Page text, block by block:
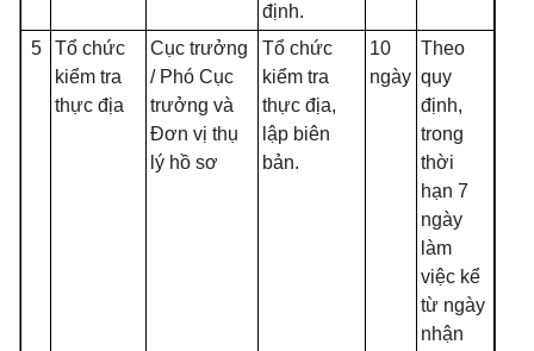
định.
5
Tổ chức
kiểm tra
thực địa
Cục trưởng
/ Phó Cục
trưởng và
Đơn vị thụ
lý hồ sơ
Tổ chức
kiểm tra
thực địa,
lập biên
bản.
10
ngày
Theo
quy
định,
trong
thời
hạn 7
ngày
làm
việc kể
từ ngày
nhận